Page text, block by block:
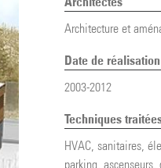
Architecture et
Date de réalisation
2003-2012
Techniques
HVAC, sanitaires,
parking,